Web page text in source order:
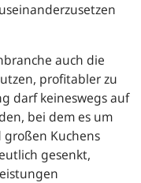
auch die
profitabler zu
darf keineswegs auf
bei dem es um
Kuchens
gesenkt,